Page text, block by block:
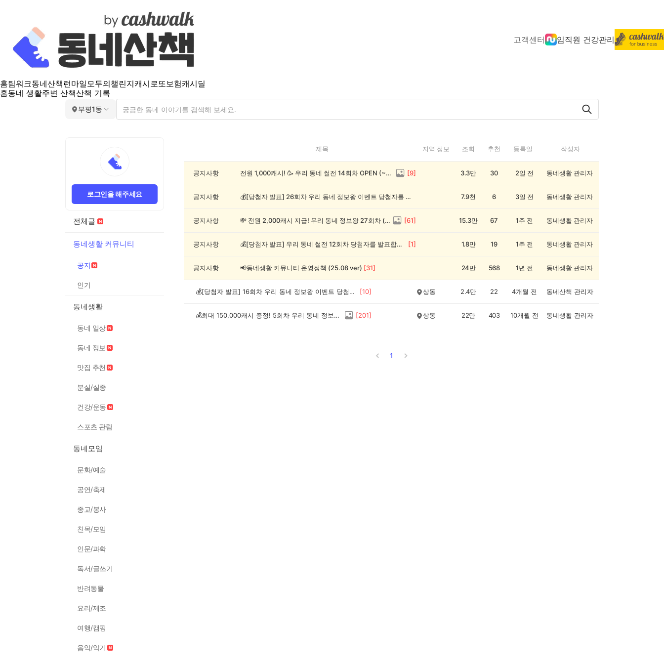
고객센터 임직원 건강관리
홈팀워크동네산책 런마일모두의챌린지캐시로또보험캐시딜
홈동네 생활주변 산책산책 기록
부평1동
로그인을 해주세요
전체글
동네생활 커뮤니티
공지
인기
동네생활
동네 일상
동네 정보
맛집 추천
분실/실종
건강/운동
스포츠 관람
동네모임
문화/예술
공연/축제
종교/봉사
친목/모임
인문/과학
독서/글쓰기
반려동물
요리/제조
여행/캠핑
음악/악기
1
제목 지역 정보 조회 추천 등록일 작성자
공지사항 전원 1,000캐시! 🥳 우리 동네 썰전 14회차 OPEN (~8/17) [9] 3.3만 30 2일 전 동네생활 관리자
공지사항 💰[당첨자 발표] 26회차 우리 동네 정보왕 이벤트 당첨자를 발표합니다! 7.9천 6 3일 전 동네생활 관리자
공지사항 💸 전원 2,000캐시 지급! 우리 동네 정보왕 27회차 (~8/10) [61] 15.3만 67 1주 전 동네생활 관리자
공지사항 💰[당첨자 발표] 우리 동네 썰전 12회차 당첨자를 발표합니다! [1] 1.8만 19 1주 전 동네생활 관리자
공지사항 📢동네생활 커뮤니티 운영정책 (25.08 ver) [31] 24만 568 1년 전 동네생활 관리자
💰[당첨자 발표] 16회차 우리 동네 정보왕 이벤트 당첨자를 발표합니다! [10] 상동 2.4만 22 4개월 전 동네산책 관리자
💰최대 150,000캐시 증정! 5회차 우리 동네 정보왕 이벤트 [201] 상동 22만 403 10개월 전 동네생활 관리자
1